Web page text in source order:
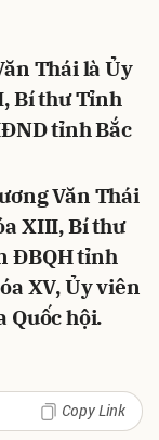
Thái là Ủy
Bí thư Tỉnh
tỉnh Bắc
Văn Thái
XIII, Bí thư
ĐBQH tỉnh
XV, Ủy viên
Quốc hội.
Copy Link